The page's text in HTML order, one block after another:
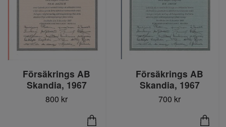
Försäkrings AB
Skandia, 1967
800 kr
Försäkrings AB
Skandia, 1967
700 kr